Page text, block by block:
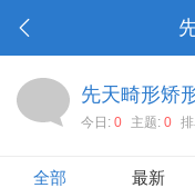
先天畸形矫
今日: 0 主题: 0
全部 最新